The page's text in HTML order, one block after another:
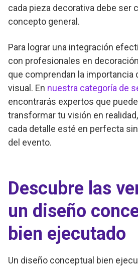
cada pieza decorativa debe ser
concepto general.
Para lograr una integración
con profesionales en
que comprendan la importancia
visual. En nuestra categoría de
encontrarás expertos que
transformar tu visión en
cada detalle esté en perfecta
del evento.
Descubre las
un diseño
bien ejecutado
Un diseño conceptual bien